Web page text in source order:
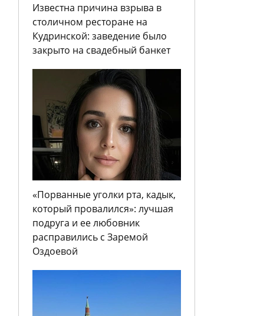
Известна причина взрыва в
столичном ресторане на
Кудринской: заведение было
закрыто на свадебный банкет
«Порванные уголки рта, кадык,
который провалился»: лучшая
подруга и ее любовник
расправились с Заремой
Оздоевой